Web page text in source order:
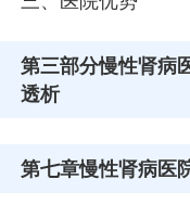
第三部分慢性肾病
透析
第七章慢性肾病医